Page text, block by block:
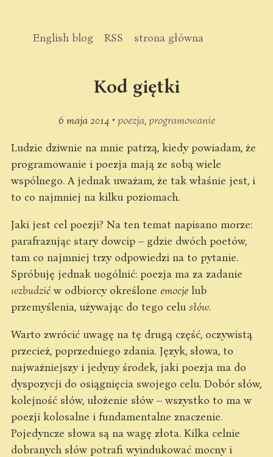
English blog RSS strona główna
Kod giętki
6 maja 2014 • poezja programowanie
Ludzie dziwnie na mnie patrzą, kiedy powiadam, że
programowanie i poezja mają ze sobą wiele
wspólnego. A jednak uważam, że tak właśnie jest, i
to co najmniej na kilku poziomach.
Jaki jest cel poezji? Na ten temat napisano morze:
parafrazując stary dowcip – gdzie dwóch poetów,
tam co najmniej trzy odpowiedzi na to pytanie.
Spróbuję jednak uogólnić: poezja ma za zadanie
wzbudzićw odbiorcy określone emocje lub
przemyślenia, używając do tego celu słów.
Warto zwrócić uwagę na tę drugą część, oczywistą
przecież, poprzedniego zdania. Język, słowa, to
najważniejszy i jedyny środek, jaki poezja ma do
dyspozycji do osiągnięcia swojego celu. Dobór słów,
kolejność słów, ułożenie słów – wszystko to ma w
poezji kolosalne i fundamentalne znaczenie.
Pojedyncze słowa są na wagę złota. Kilka celnie
dobranych słów potrafi wyindukować mocny i